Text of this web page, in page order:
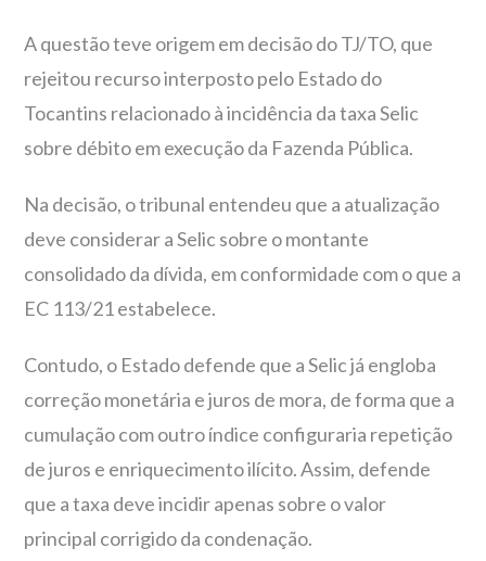
A questão teve origem em decisão do TJ/TO, que
rejeitou recurso interposto pelo Estado do
Tocantins relacionado à incidência da taxa Selic
sobre débito em execução da Fazenda Pública.
Na decisão, o tribunal entendeu que a atualização
deve considerar a Selic sobre o montante
consolidado da dívida, em conformidade com o que a
EC 113/21 estabelece.
Contudo, o Estado defende que a Selic já engloba
correção monetária e juros de mora, de forma que a
cumulação com outro índice configuraria repetição
de juros e enriquecimento ilícito. Assim, defende
que a taxa deve incidir apenas sobre o valor
principal corrigido da condenação.